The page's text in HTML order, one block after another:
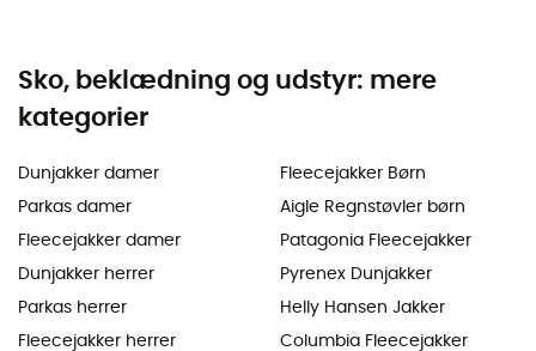
Sko, beklædning og udstyr: mere
kategorier
Dunjakker damer
Parkas damer
Fleecejakker damer
Dunjakker herrer
Parkas herrer
Fleecejakker herrer
Fleecejakker Børn
Aigle Regnstøvler børn
Patagonia Fleecejakker
Pyrenex Dunjakker
Helly Hansen Jakker
Columbia Fleecejakker